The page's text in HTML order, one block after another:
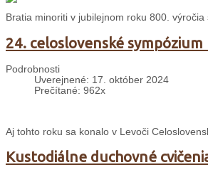
Bratia minoriti v jubilejnom roku 800.
24. celoslovenské sympózium
Podrobnosti
Uverejnené: 17. október 2024
Prečítané: 962x
Aj tohto roku sa konalo v Levoči
Kustodiálne duchovné